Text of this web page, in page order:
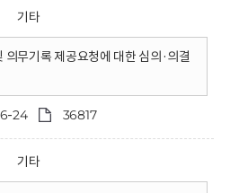
기타
의무기록 제공요청에 대한 심의·의결
24 36817
기타